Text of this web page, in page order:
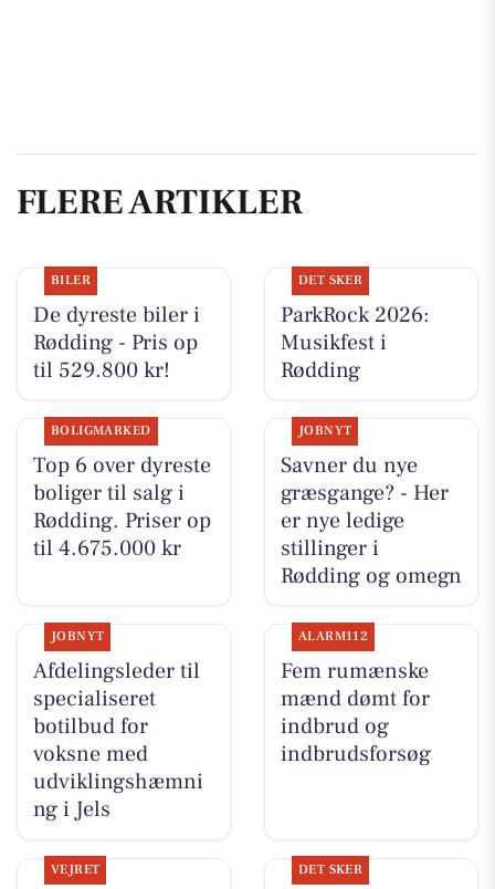
FLERE ARTIKLER
BILER
De dyreste biler i
Rødding - Pris op
til 529.800 kr!
DET SKER
ParkRock 2026:
Musikfest i
Rødding
BOLIGMARKED
Top 6 over dyreste
boliger til salg i
Rødding. Priser op
til 4.675.000 kr
JOBNYT
Savner du nye
græsgange? - Her
er nye ledige
stillinger i
Rødding og omegn
JOBNYT
Afdelingsleder til
specialiseret
botilbud for
voksne med
udviklingshæmni
ng i Jels
ALARM112
Fem rumænske
mænd dømt for
indbrud og
indbrudsforsøg
VEJRET DET SKER